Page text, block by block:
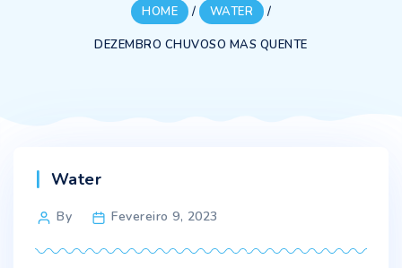
HOME / WATER /
DEZEMBRO CHUVOSO MAS QUENTE
Categories
Water
PostBy Fevereiro 9, 2023